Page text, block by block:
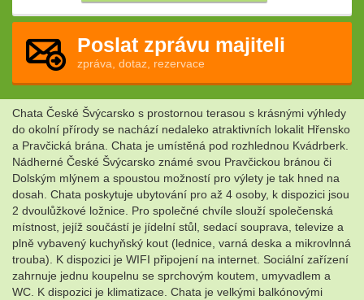
Poslat zprávu majiteli
zpráva, dotaz, rezervace
Chata České Švýcarsko s prostornou terasou s krásnými výhledy
do okolní přírody se nachází nedaleko atraktivních lokalit Hřensko
a Pravčická brána. Chata je umístěná pod rozhlednou Kvádrberk.
Nádherné České Švýcarsko známé svou Pravčickou bránou či
Dolským mlýnem a spoustou možností pro výlety je tak hned na
dosah. Chata poskytuje ubytování pro až 4 osoby, k dispozici jsou
2 dvoulůžkové ložnice. Pro společné chvíle slouží společenská
místnost, jejíž součástí je jídelní stůl, sedací souprava, televize a
plně vybavený kuchyňský kout (lednice, varná deska a mikrovlnná
trouba). K dispozici je WIFI připojení na internet. Sociální zařízení
zahrnuje jednu koupelnu se sprchovým koutem, umyvadlem a
WC. K dispozici je klimatizace. Chata je velkými balkónovými